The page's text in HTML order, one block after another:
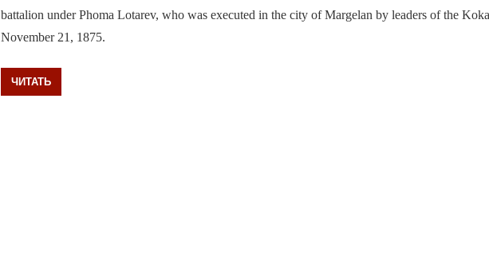
battalion under Phoma Lotarеv, who was executed in the city of Margelan by leaders of the
November 21, 1875.
ЧИТАТЬ